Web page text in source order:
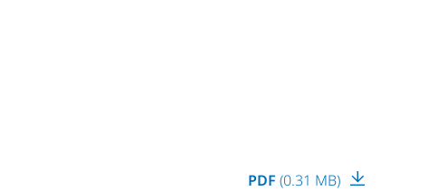
PDF (0.31 MB)